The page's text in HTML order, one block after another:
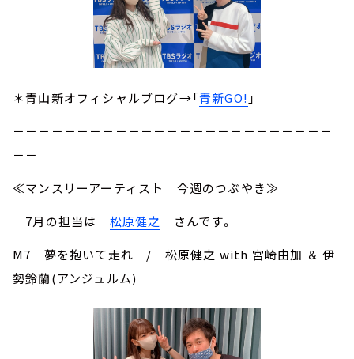
＊青山新オフィシャルブログ→「青新GO! 」
－－－－－－－－－－－－－－－－－－－－－－－－－
－－
≪マンスリーアーティスト 今週のつぶやき≫
7月の担当は 松原健之
さんです。
M7 夢を抱いて走れ / 松原健之 with 宮崎由加 ＆ 伊
勢鈴蘭(アンジュルム)